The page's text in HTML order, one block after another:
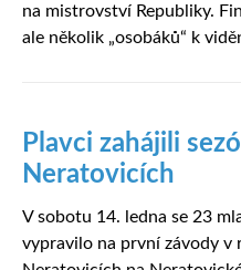
na mistrovství Republiky.
ale několik „osobáků“ k
Plavci zahájili
Neratovicích
V sobotu 14. ledna se 23
vypravilo na první závody v